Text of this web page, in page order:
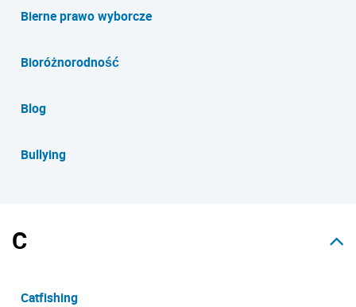
Bierne prawo wyborcze
Bioróżnorodność
Blog
Bullying
C
Catfishing